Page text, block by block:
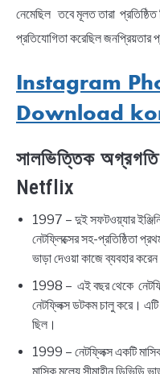
নেমেছিল তবে মূলত তারা প্রতিষ্ঠিত
প্রতিযোগিতা করেছিল জনপ্রিয়তার
Instagram
Download
সালভিত্তিক
Netflix
1997 – দুই সফটওয়্যার
নেটফ্লিক্সের সহ-প্রতিষ্ঠিতা
ভাড়া দেওয়া কাজে ব্যবহার
1998 – এই বছর থেকে
নেটফ্লিক্স ডটকম চালু করে।
ছিল।
1999 – নেটফ্লিক্স একটি